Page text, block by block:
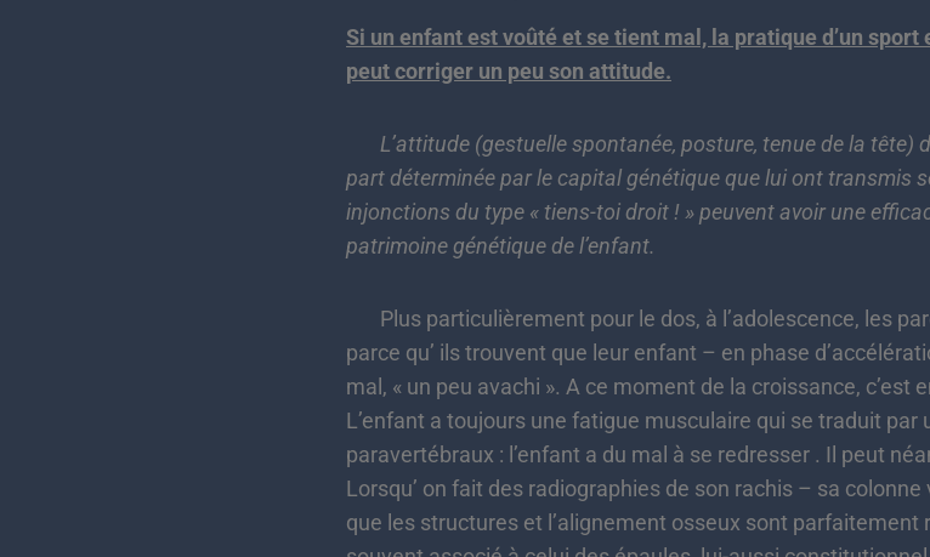
Si un enfant est voûté et se tient mal, la pratique d’un sport
peut corriger un peu son attitude.
L’attitude (gestuelle spontanée, posture, tenue de la tête)
part déterminée par le capital génétique que lui ont transmis
injonctions du type « tiens-toi droit ! » peuvent avoir une
patrimoine génétique de l’enfant.
Plus particulièrement pour le dos, à l’adolescence, les
parce qu’ ils trouvent que leur enfant – en phase
mal, « un peu avachi ». A ce moment de la croissance, c’est
L’enfant a toujours une fatigue musculaire qui se traduit
paravertébraux : l’enfant a du mal à se redresser . Il peut
Lorsqu’ on fait des radiographies de son rachis – sa
que les structures et l’alignement osseux sont parfaitement